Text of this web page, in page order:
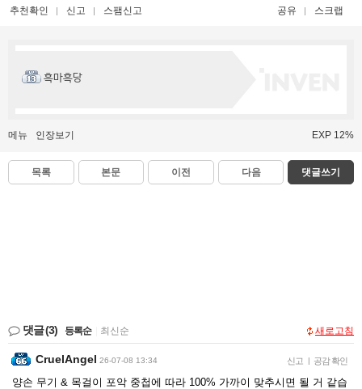
추천확인 신고 스팸신고 공유 스크랩
흑마흑당
메뉴 인장보기 EXP 12%
목록 본문 이전 다음 댓글쓰기
댓글(3) 등록순 최신순 새로고침
CruelAngel 26-07-08 13:34 신고 | 공감 확인
양손 무기 & 목걸이 포악 중첩에 따라 100% 가까이 맞추시면 될 거 같습